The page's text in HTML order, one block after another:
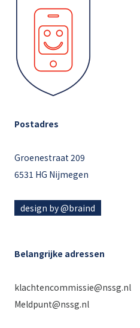
Postadres
Groenestraat 209
6531 HG Nijmegen
design by @braind
Belangrijke adressen
klachtencommissie@nssg.nl
Meldpunt@nssg.nl